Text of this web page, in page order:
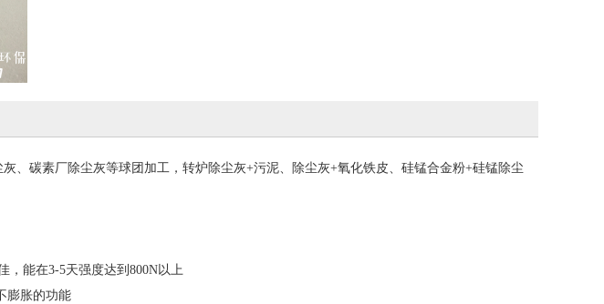
、碳素厂除尘灰等球团加工，转炉除尘灰+污泥、除尘灰+氧化铁皮、硅锰合金粉+硅锰除尘
，能在3-5天强度达到800N以上
膨胀的功能